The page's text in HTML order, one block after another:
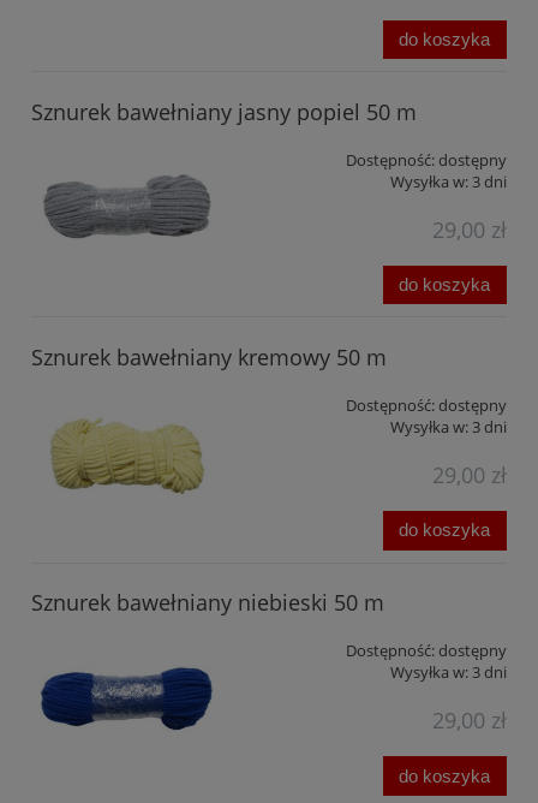
do koszyka
Sznurek bawełniany jasny popiel 50 m
Dostępność: dostępny
Wysyłka w: 3 dni
29,00 zł
do koszyka
Sznurek bawełniany kremowy 50 m
Dostępność: dostępny
Wysyłka w: 3 dni
29,00 zł
do koszyka
Sznurek bawełniany niebieski 50 m
Dostępność: dostępny
Wysyłka w: 3 dni
29,00 zł
do koszyka